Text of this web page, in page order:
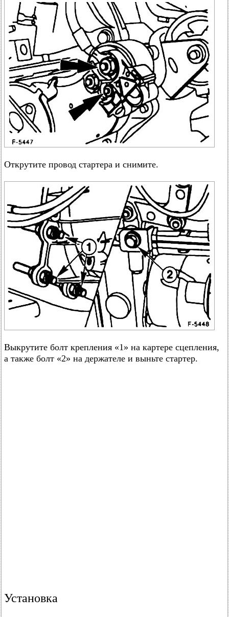
Открутите провод стартера и снимите.
Выкрутите болт крепления «1» на картере сцепления,
а также болт «2» на держателе и выньте стартер.
Установка